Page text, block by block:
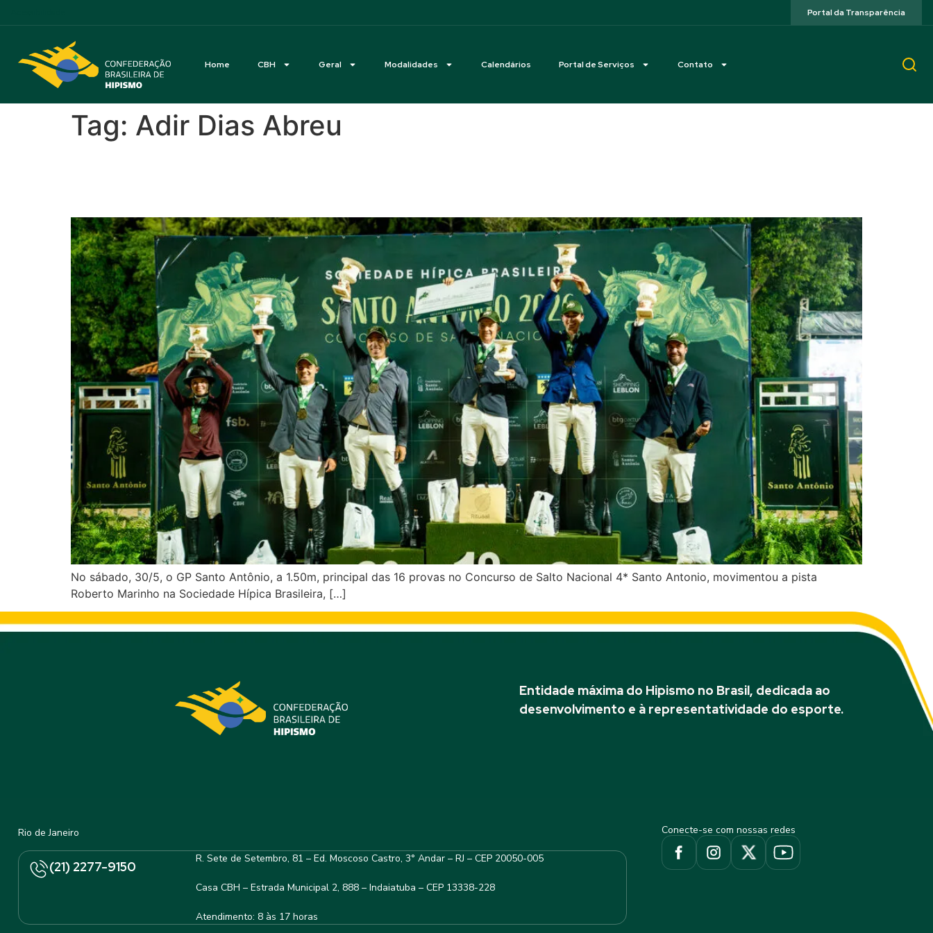
Portal da Transparência
Home CBH Geral Modalidades Calendários Portal de Serviços Contato
Tag: Adir Dias Abreu
No sábado, 30/5, o GP Santo Antônio, a 1.50m, principal das 16 provas no Concurso de Salto Nacional 4* Santo Antonio, movimentou a pista
Roberto Marinho na Sociedade Hípica Brasileira, […]
Entidade máxima do Hipismo no Brasil, dedicada ao
desenvolvimento e à representatividade do esporte.
Rio de Janeiro
(21) 2277-9150
R. Sete de Setembro, 81 – Ed. Moscoso Castro, 3° Andar – RJ – CEP 20050-005
Casa CBH – Estrada Municipal 2, 888 – Indaiatuba – CEP 13338-228
Atendimento: 8 às 17 horas
Conecte-se com nossas redes